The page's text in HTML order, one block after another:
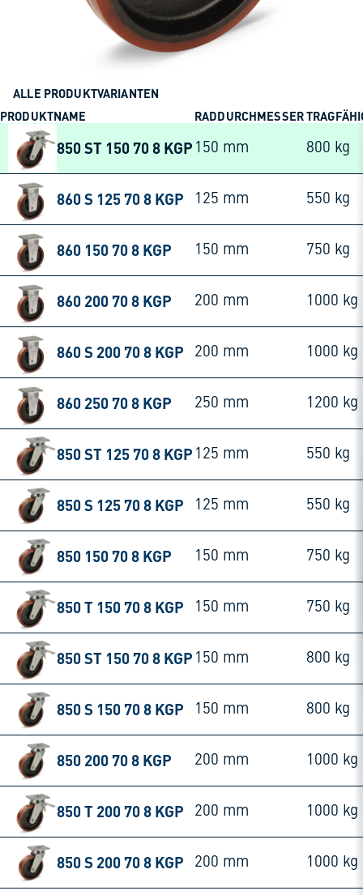
ALLE PRODUKTVARIANTEN
PRODUKTNAME
RADDURCHMESSER
850 ST 150 70 8 KGP 150 mm 800 kg
860 S 125 70 8 KGP 125 mm 550 kg
860 150 70 8 KGP 150 mm 750 kg
860 200 70 8 KGP 200 mm 1000 kg
860 S 200 70 8 KGP 200 mm 1000 kg
860 250 70 8 KGP 250 mm 1200 kg
850 ST 125 70 8 KGP 125 mm 550 kg
850 S 125 70 8 KGP 125 mm 550 kg
850 150 70 8 KGP 150 mm 750 kg
850 T 150 70 8 KGP 150 mm 750 kg
850 ST 150 70 8 KGP 150 mm 800 kg
850 S 150 70 8 KGP 150 mm 800 kg
850 200 70 8 KGP 200 mm 1000 kg
850 T 200 70 8 KGP 200 mm 1000 kg
850 S 200 70 8 KGP 200 mm 1000 kg